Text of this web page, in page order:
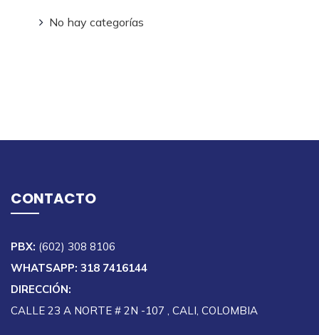
No hay categorías
CONTACTO
PBX: (602) 308 8106
WHATSAPP: 318 7416144
DIRECCIÓN:
CALLE 23 A NORTE # 2N -107 , CALI, COLOMBIA